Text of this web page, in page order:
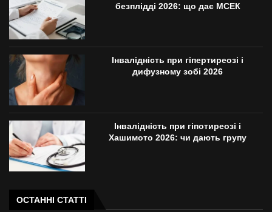
безплідді 2026: що дає МСЕК
Інвалідність при гіпертиреозі і
дифузному зобі 2026
Інвалідність при гіпотиреозі і
Хашимото 2026: чи дають групу
ОСТАННІ СТАТТІ